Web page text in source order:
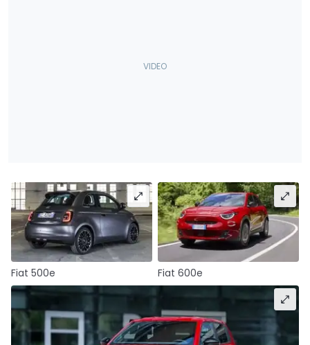
Fiat 500e Fiat 600e